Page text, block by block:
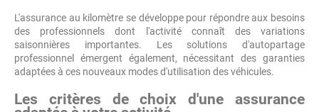
L'assurance au kilomètre se développe pour répondre aux besoins
des professionnels dont l'activité connaît des variations
saisonnières importantes. Les solutions d'autopartage
professionnel émergent également, nécessitant des garanties
adaptées à ces nouveaux modes d'utilisation des véhicules.
Les critères de choix d'une assurance